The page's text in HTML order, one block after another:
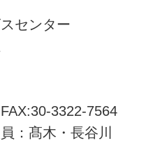
護施設です。株式会社クラ
リズム・ライフケアサービ
しています。
センター
3322-7564
髙木・長谷川